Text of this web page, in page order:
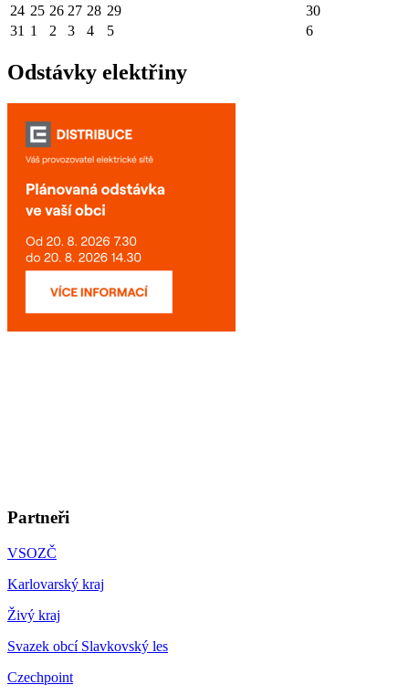
24 25 26 27 28 29
30
31 1 2 3 4 5 6
Odstávky elektřiny
Partneři
VSOZČ
Karlovarský kraj
Živý kraj
Svazek obcí Slavkovský les
Czechpoint